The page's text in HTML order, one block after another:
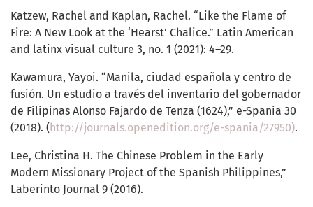
Katzew, Rachel and Kaplan, Rachel. “Like the Flame of
Fire: A New Look at the ‘Hearst’ Chalice.” Latin American
and latinx visual culture 3, no. 1 (2021): 4–29.
Kawamura, Yayoi. “Manila, ciudad española y centro de
fusión. Un estudio a través del inventario del gobernador
de Filipinas Alonso Fajardo de Tenza (1624),” e-Spania 30
(2018). ( http://journals.openedition.org/e-spania/27950).
Lee, Christina H. The Chinese Problem in the Early
Modern Missionary Project of the Spanish Philippines,”
Laberinto Journal 9 (2016).